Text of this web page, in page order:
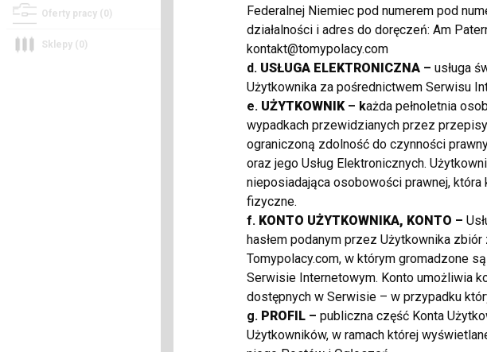
Federalnej Niemiec pod numerem pod
działalności i adres do doręczeń: Am
kontakt@tomypolacy.com
d. USŁUGA ELEKTRONICZNA– usługa
Użytkownika za pośrednictwem Serwisu
e. UŻYTKOWNIK– każda pełnoletnia
wypadkach przewidzianych przez
ograniczoną zdolność do czynności
oraz jego Usług Elektronicznych.
nieposiadająca osobowości prawnej,
fizyczne.
f. KONTO UŻYTKOWNIKA, KONTO –
hasłem podanym przez Użytkownika
Tomypolacy.com, w którym gromadzone
Serwisie Internetowym. Konto umożliwia
dostępnych w Serwisie – w przypadku
g. PROFIL– publiczna część Konta
Użytkowników, w ramach której
Oferty pracy (0)
Sklepy (0)